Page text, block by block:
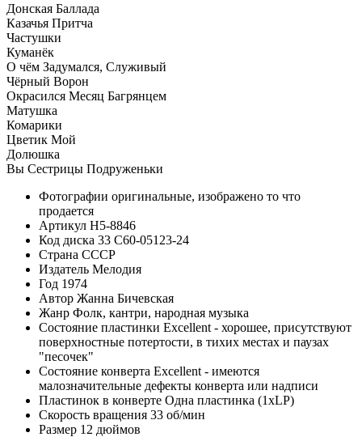
Донская Баллада
Казачья Притча
Частушки
Куманёк
О чём Задумался, Служивый
Чёрный Ворон
Окрасился Месяц Багрянцем
Матушка
Комарики
Цветик Мой
Долюшка
Вы Сестрицы Подруженьки
Фотографии оригинальные, изображено то что
продается
Артикул H5-8846
Код диска 33 С60-05123-24
Страна СССР
Издатель Мелодия
Год 1974
Автор Жанна Бичевская
Жанр Фолк, кантри, народная музыка
Состояние пластинки Excellent - хорошее, присутствуют
поверхностные потертости, в тихих местах и паузах
"песочек"
Состояние конверта Excellent - имеются
малозначительные дефекты конверта или надписи
Пластинок в конверте Одна пластинка (1xLP)
Скорость вращения 33 об/мин
Размер 12 дюймов